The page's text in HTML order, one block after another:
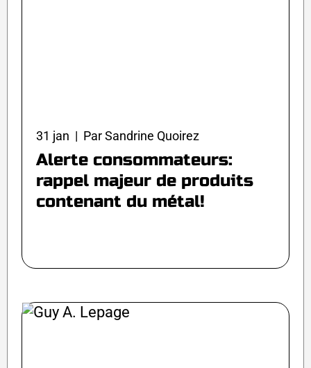
31 jan | Par Sandrine Quoirez
Alerte consommateurs:
rappel majeur de produits
contenant du métal!